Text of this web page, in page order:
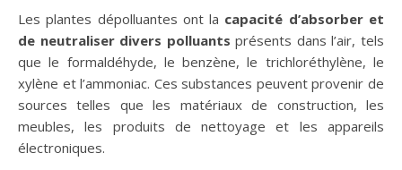
Les plantes dépolluantes ont la capacité d’absorber et
de neutraliser divers polluants présents dans l’air, tels
que le formaldéhyde, le benzène, le trichloréthylène, le
xylène et l’ammoniac. Ces substances peuvent provenir de
sources telles que les matériaux de construction, les
meubles, les produits de nettoyage et les appareils
électroniques.